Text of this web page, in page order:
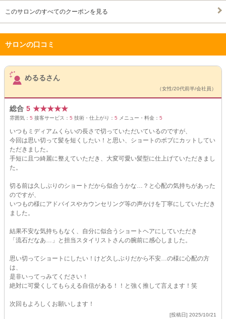
このサロンのすべてのクーポンを見る
サロンの口コミ
サロンPick Up
めるるさん
（女性/20代前半/会社員）
総合 5 ★★★★★
雰囲気： 5 接客サービス： 5 技術・仕上がり： 5 メニュー・料金： 5
いつもミディアムくらいの長さで切っていただいているのですが、
今回は思い切って髪を短くしたい！と思い、ショートのボブにカットしてい
ただきました。
手短に且つ綺麗に整えていただき、大変可愛い髪型に仕上げていただきまし
た。
切る前は久しぶりのショートだから似合うかな…？と心配の気持ちがあった
のですが、
いつもの様にアドバイスやカウンセリング等の声かけを丁寧にしていただき
ました。
結果不安な気持ちもなく、自分に似合うショートヘアにしていただき
「流石だなあ…」と担当スタイリストさんの腕前に感心しました。
思い切ってショートにしたい！けど久しぶりだから不安…の様に心配の方
は、
是非いってっみてください！
絶対に可愛くしてもらえる自信がある！！と強く推して言えます！笑
次回もよろしくお願いします！
[投稿日] 2025/10/21